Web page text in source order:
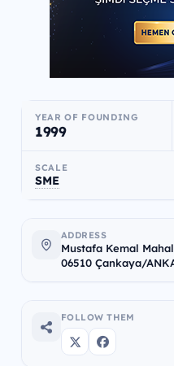
YEAR OF FOUNDING
1999
SCALE
SME
ADDRESS
Mustafa Kemal
06510 Çankaya/
FOLLOW THEM